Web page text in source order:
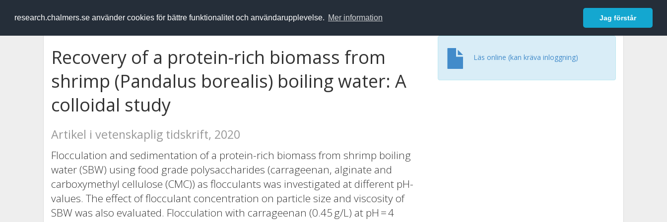
research.chalmers.se använder cookies för bättre funktionalitet och användarupplevelse. Mer information Jag förstår
RESEARCH.chalmers.se Logga in
Recovery of a protein-rich biomass from
shrimp (Pandalus borealis) boiling water: A
colloidal study
Artikel i vetenskaplig tidskrift, 2020
Flocculation and sedimentation of a protein-rich biomass from shrimp boiling
water (SBW) using food grade polysaccharides (carrageenan, alginate and
carboxymethyl cellulose (CMC)) as flocculants was investigated at different pH-
values. The effect of flocculant concentration on particle size and viscosity of
SBW was also evaluated. Flocculation with carrageenan (0.45 g/L) at pH = 4
Läs online (kan kräva inloggning)